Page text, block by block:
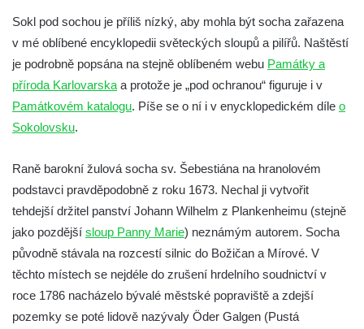
Socha Plejtvák obrovský v ZOO Hluboká
Socha Medvěd jeskynní v ZOO Hluboká
Socha Mamutí lebka v ZOO Hluboká
Socha Mamut srstnatý v ZOO Hluboká
Socha Orel v ZOO Hluboká
Socha Přátelství v ZOO Hluboká
Socha Matka příroda v ZOO Hluboká
Socha Lišky v ZOO Hluboká
Socha Kudlanka v ZOO Hluboká
Socha Vlčice s mládětem v ZOO Hluboká
Socha Rys číhající na srnu v ZOO Hluboká
Socha Orlice v ZOO Hluboká
Sokl pod sochou je příliš nízký, aby mohla být socha zařazena
v mé oblíbené encyklopedii světeckých sloupů a pilířů. Naštěstí
je podrobně popsána na stejně oblíbeném webu Památky a
příroda Karlovarska a protože je „pod ochranou“ figuruje i v
Památkovém katalogu. Píše se o ní i v enycklopedickém díle o
Sokolovsku.
Raně barokní žulová socha sv. Šebestiána na hranolovém
podstavci pravděpodobně z roku 1673. Nechal ji vytvořit
tehdejší držitel panství Johann Wilhelm z Plankenheimu (stejně
jako pozdější sloup Panny Marie) neznámým autorem. Socha
původně stávala na rozcestí silnic do Božičan a Mírové. V
těchto místech se nejdéle do zrušení hrdelního soudnictví v
roce 1786 nacházelo bývalé městské popraviště a zdejší
pozemky se poté lidově nazývaly Öder Galgen (Pustá